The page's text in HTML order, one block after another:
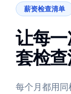
薪资检查清单
让每
套检
每个月都用